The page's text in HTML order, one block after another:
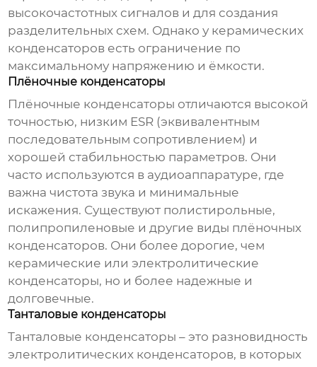
высокочастотных сигналов и для создания
разделительных схем. Однако у керамических
конденсаторов есть ограничение по
максимальному напряжению и ёмкости.
Плёночные конденсаторы
Плёночные конденсаторы отличаются высокой
точностью, низким ESR (эквивалентным
последовательным сопротивлением) и
хорошей стабильностью параметров. Они
часто используются в аудиоаппаратуре, где
важна чистота звука и минимальные
искажения. Существуют полистирольные,
полипропиленовые и другие виды плёночных
конденсаторов. Они более дорогие, чем
керамические или электролитические
конденсаторы, но и более надежные и
долговечные.
Танталовые конденсаторы
Танталовые конденсаторы – это разновидность
электролитических конденсаторов, в которых